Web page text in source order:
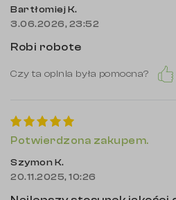
Bartłomiej K.
3.06.2026, 23:52
Robi robote
Czy ta opinia była pomocna?
Potwierdzona zakupem.
Szymon K.
20.11.2025, 10:26